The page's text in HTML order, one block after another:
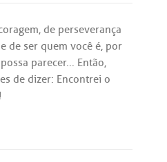
, de perseverança
de ser quem você é, por
possa parecer... Então,
de dizer: Encontrei o
!